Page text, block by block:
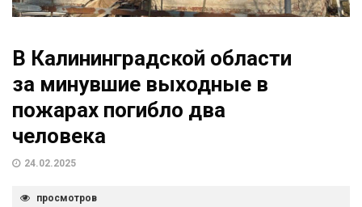
В Калининградской области
за минувшие выходные в
пожарах погибло два
человека
24.02.2025
просмотров